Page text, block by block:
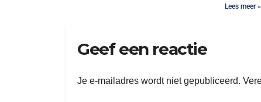
Lees meer »
Geef een reactie
Je e-mailadres wordt niet gepubliceerd.